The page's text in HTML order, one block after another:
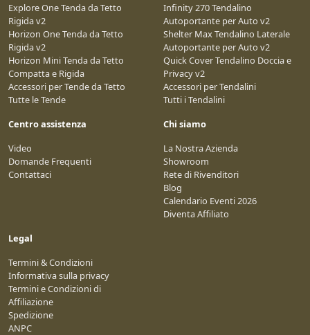
Explore One Tenda da Tetto
Rigida v2
Horizon One Tenda da Tetto
Rigida v2
Horizon Mini Tenda da Tetto
Compatta e Rigida
Accessori per Tende da Tetto
Tutte le Tende
Infinity 270 Tendalino
Autoportante per Auto v2
Shelter Max Tendalino Laterale
Autoportante per Auto v2
Quick Cover Tendalino Doccia e
Privacy v2
Accessori per Tendalini
Tutti i Tendalini
Centro assistenza
Video
Domande Frequenti
Contattaci
Chi siamo
La Nostra Azienda
Showroom
Rete di Rivenditori
Blog
Calendario Eventi 2026
Diventa Affiliato
Legal
Termini & Condizioni
Informativa sulla privacy
Termini e Condizioni di
Affiliazione
Spedizione
ANPC